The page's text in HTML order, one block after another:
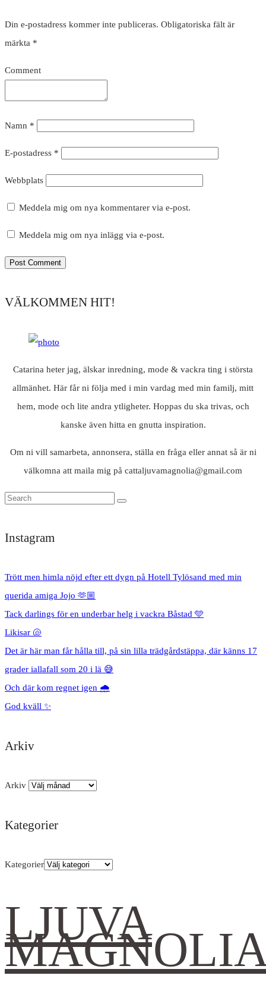
Din e-postadress kommer inte publiceras. Obligatoriska fält är
märkta *
Comment
Namn *
E-postadress *
Webbplats
Meddela mig om nya kommentarer via e-post.
Meddela mig om nya inlägg via e-post.
VÄLKOMMEN HIT!
Catarina heter jag, älskar inredning, mode & vackra ting i största
allmänhet. Här får ni följa med i min vardag med min familj, mitt
hem, mode och lite andra ytligheter. Hoppas du ska trivas, och
kanske även hitta en gnutta inspiration.
Om ni vill samarbeta, annonsera, ställa en fråga eller annat så är ni
välkomna att maila mig på cattaljuvamagnolia@gmail.com
Instagram
Trött men himla nöjd efter ett dygn på Hotell Tylösand med min
querida amiga Jojo 🫶🏼
Tack darlings för en underbar helg i vackra Båstad 🩵
Likisar 🐚
Det är här man får hålla till, på sin lilla trädgårdstäppa, där känns 17
grader iallafall som 20 i lä 😅
Och där kom regnet igen 🌧️
God kväll ✨
Arkiv
Arkiv
Kategorier
Kategorier
LJUVA